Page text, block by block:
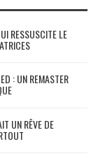
RESSUSCITE LE
: UN REMASTER
UN RÊVE DE